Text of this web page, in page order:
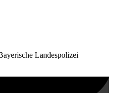
Landespolizei